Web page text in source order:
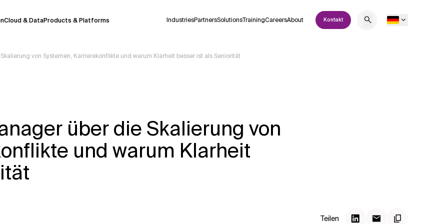
Cloud & DataProducts & Platforms IndustriesPartnersSolutionsTrainingCareersAbout Kontakt
generiert werden, können einige
aber gelegentlich können Fehler
bevor Sie Entscheidungen treffen oder
von Systemen, Karrierekonflikte und warum Klarheit besser ist als Seniorität
über die Skalierung von
und warum Klarheit
Teilen